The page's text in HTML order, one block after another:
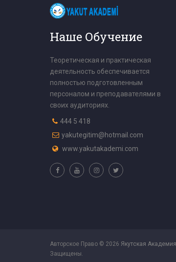
Наше Обучение
Теоретическая и практическая
деятельность обеспечивается
полностью подготовленным
персоналом и преподавателями в
своих аудиториях.
444 5 418
yakutegitim@hotmail.com
www.yakutakademi.com
Авторское Право © 2026 Якутская
Защищены.